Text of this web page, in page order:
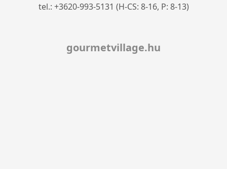
tel.: +3620-993-5131 (H-CS: 8-16, P: 8-13)
gourmetvillage.hu